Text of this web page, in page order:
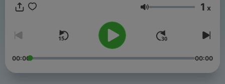
Volumen 1 x
00:00 00:00